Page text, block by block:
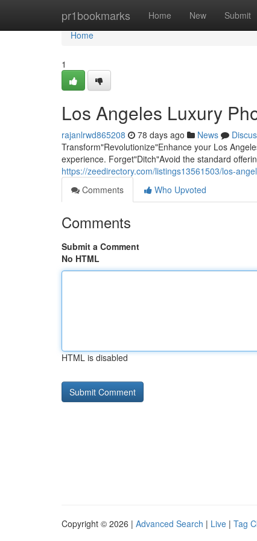
pr1bookmarks Home New Submit
Home
Home
1
Los Angeles Luxury
rajanlrwd865208 78 days ago News
Transform"Revolutionize"Enhance your Los
experience. Forget"Ditch"Avoid the standard
https://zeedirectory.com/listings13561503/los-
Comments
Who Upvoted
Comments
Submit a Comment
No HTML
HTML is disabled
Copyright © 2026 | Advanced Search | Live | Tag